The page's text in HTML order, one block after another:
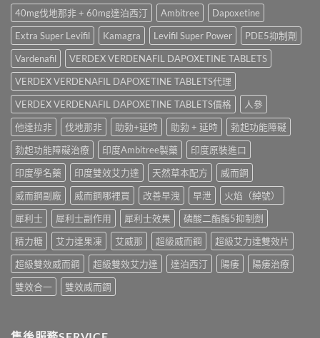
用
全
面
比
較
與
香
港
購
買
指
南〉
中
面
比
較〉
中
學
名
購
買
渠
道、
價
錢
與
真
假
辨
別
指
南〉
中
評
價：
印
度
樂
威
壯
學
名
藥
真
實
效
果、
正
確
用
法
香
港
購
買
南〉
40mg伐地那非 + 60mg達泊西汀 Ambitree
Dapoxetine
Extra Super Levifil
Kamagra Levifil Super Power
PDE5抑制劑
Vardenafil
VERDEX VERDENAFIL DAPOXETINE TABLETS
VERDEX VERDENAFIL DAPOXETINE TABLETS代理
VERDEX VERDENAFIL DAPOXETINE TABLETS價格
人參
他達拉非
伐地那非 助勃+延時 助勃 + 延時
勃起功能障礙
勃起功能障礙治療
印度Ambitree製藥
印度原裝進口
印度學名藥
印度雙效艾力達 天然草本配方
威而鋼
威而鋼副廠
威而鋼哪裡買 改善早洩 早泄
火焰（綽號）
犀利士
犀利士副作用 犀利士效果
磷酸二酯酶5抑制劑
精力糖
艾力達果凍 艾威那 超級威而鋼
超級艾力達雙效片
超級雙效威而鋼
超級雙效艾力達 達泊西汀 陽痿
陽痿治療
雙效合一
雙效威而鋼